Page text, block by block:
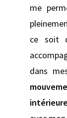
me
ce soit
dans
intérieure